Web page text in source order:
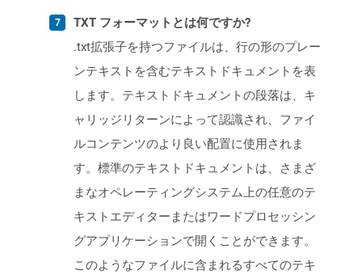
TXT フォーマットとは何ですか?
.txt拡張子を持つファイルは、行の形のプレー
ンテキストを含むテキストドキュメントを表
します。テキストドキュメントの段落は、キ
ャリッジリターンによって認識され、ファイ
ルコンテンツのより良い配置に使用されま
す。標準のテキストドキュメントは、さまざ
まなオペレーティングシステム上の任意のテ
キストエディターまたはワードプロセッシン
グアプリケーションで開くことができます。
このようなファイルに含まれるすべてのテキ